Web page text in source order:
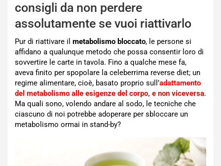
consigli da non perdere
assolutamente se vuoi riattivarlo
Pur di riattivare il metabolismo bloccato, le persone si
affidano a qualunque metodo che possa consentir loro di
sovvertire le carte in tavola. Fino a qualche mese fa,
aveva finito per spopolare la celeberrima reverse diet; un
regime alimentare, cioè, basato proprio sull’adattamento
del metabolismo alle esigenze del corpo, e non viceversa.
Ma quali sono, volendo andare al sodo, le tecniche che
ciascuno di noi potrebbe adoperare per sbloccare un
metabolismo ormai in stand-by?